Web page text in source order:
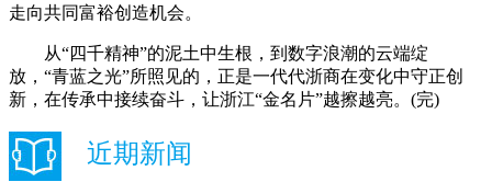
走向共同富裕创造机会。
从“四千精神”的泥土中生根，到数字浪潮的云端绽
放，“青蓝之光”所照见的，正是一代代浙商在变化中守正创
新，在传承中接续奋斗，让浙江“金名片”越擦越亮。(完)